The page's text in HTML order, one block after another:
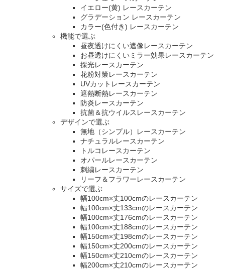
イエロー(黄) レースカーテン
グラデーション レースカーテン
カラー(色付き) レースカーテン
機能で選ぶ
昼夜透けにくい遮像レースカーテン
お昼透けにくいミラー効果レースカーテン
採光レースカーテン
花粉対策レースカーテン
UVカットレースカーテン
遮熱断熱レースカーテン
防炎レースカーテン
抗菌＆抗ウイルスレースカーテン
デザインで選ぶ
無地（シンプル）レースカーテン
ナチュラルレースカーテン
トルコレースカーテン
オパールレースカーテン
刺繍レースカーテン
リーフ＆フラワーレースカーテン
サイズで選ぶ
幅100cm×丈100cmのレースカーテン
幅100cm×丈133cmのレースカーテン
幅100cm×丈176cmのレースカーテン
幅100cm×丈188cmのレースカーテン
幅150cm×丈198cmのレースカーテン
幅150cm×丈200cmのレースカーテン
幅150cm×丈210cmのレースカーテン
幅200cm×丈210cmのレースカーテン